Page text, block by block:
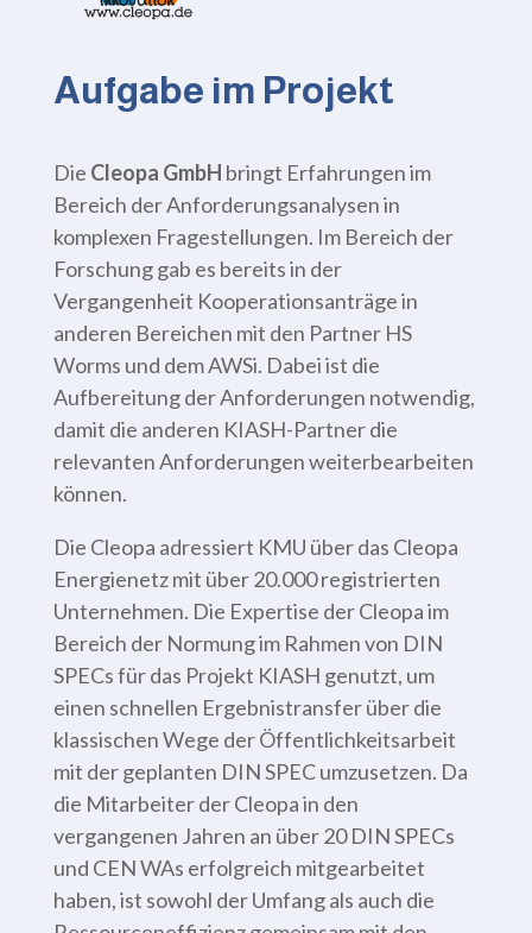
Aufgabe im Projekt
Die Cleopa GmbH bringt Erfahrungen im
Bereich der Anforderungsanalysen in
komplexen Fragestellungen. Im Bereich der
Forschung gab es bereits in der
Vergangenheit Kooperationsanträge in
anderen Bereichen mit den Partner HS
Worms und dem AWSi. Dabei ist die
Aufbereitung der Anforderungen notwendig,
damit die anderen KIASH-Partner die
relevanten Anforderungen weiterbearbeiten
können.
Die Cleopa adressiert KMU über das Cleopa
Energienetz mit über 20.000 registrierten
Unternehmen. Die Expertise der Cleopa im
Bereich der Normung im Rahmen von DIN
SPECs für das Projekt KIASH genutzt, um
einen schnellen Ergebnistransfer über die
klassischen Wege der Öffentlichkeitsarbeit
mit der geplanten DIN SPEC umzusetzen. Da
die Mitarbeiter der Cleopa in den
vergangenen Jahren an über 20 DIN SPECs
und CEN WAs erfolgreich mitgearbeitet
haben, ist sowohl der Umfang als auch die